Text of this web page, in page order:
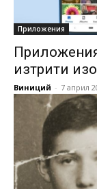
Приложения
изтрити
Виниций - 7 април